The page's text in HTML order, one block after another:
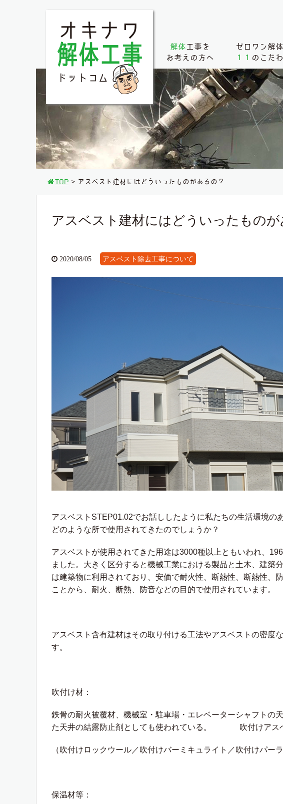
解体工事を
お考えの方へ
ゼロワン解
１１ のこだ
TOP アスベスト建材にはどういったものがあるの？
アスベスト建材にはどういったものが
2020/08/05 アスベスト除去工事について
アスベスト STEP01.02でお話ししたように私たちの生活環境の
どのような所で使用されてきたのでしょうか？
アスベストが使用されてきた用途は3000種以上ともいわれ、
ました。大きく区分すると機械工業における製品と土木、建築
は建築物に利用されており、安価で耐火性、断熱性、断熱性、
ことから、耐火、断熱、防音などの目的で使用されています。
アスベスト含有建材はその取り付ける工法やアスベストの密度
す。
吹付け材：
鉄骨の耐火被覆材、機械室・駐車場・エレベーターシャフトの
た天井の結露防止剤としても使われている。
吹付けアス
（吹付けロックウール／吹付けバーミキュライト／吹付けパーラ
保温材等：